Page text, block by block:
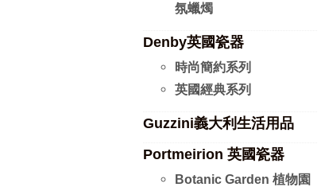
氛蠟燭
Denby英國瓷器
時尚簡約系列
英國經典系列
Guzzini義大利生活用品
Portmeirion 英國瓷器
Botanic Garden 植物園